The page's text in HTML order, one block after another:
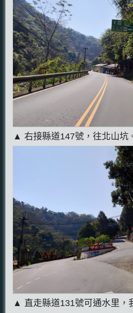
▲ 右接縣道147號，往北山坑
▲ 直走縣道131號可通水里，